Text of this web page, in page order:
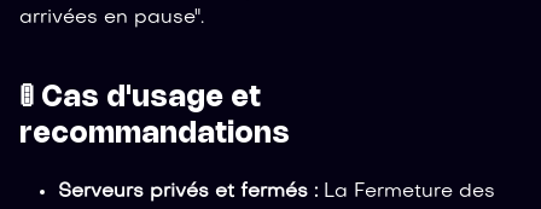
arrivées en pause".
🚦 Cas d'usage et
recommandations
Serveurs privés et fermés : La Fermeture des